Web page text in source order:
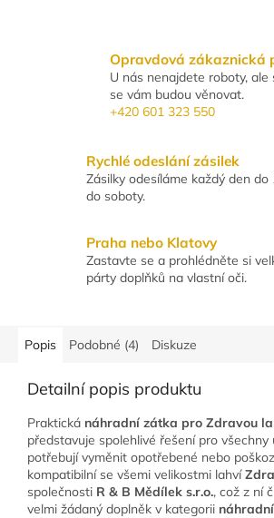
Opravdová zákaznická
U nás nenajdete roboty, ale
se vám budou věnovat.
+420 601 323 550
Rychlé odeslání zásilek
Zásilky odesíláme každý den do
do soboty.
Praha nebo Klatovy
Zastavte se a prohlédněte si
párty doplňků na vlastní oči.
Popis Podobné (4) Diskuze
Detailní popis produktu
Praktická náhradní zátka pro Zdravou
představuje spolehlivé řešení pro všechny
potřebují vyměnit opotřebené nebo
kompatibilní se všemi velikostmi lahví
společnosti R & B Mědílek s.r.o., což z ní
velmi žádaný doplněk v kategorii